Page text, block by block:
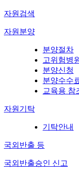
자원검색
자원분양
분양절차
고위험병
분양신청
분양수수
교육용 참
자원기탁
기탁안내
국외반출 등
국외반출승인 신고